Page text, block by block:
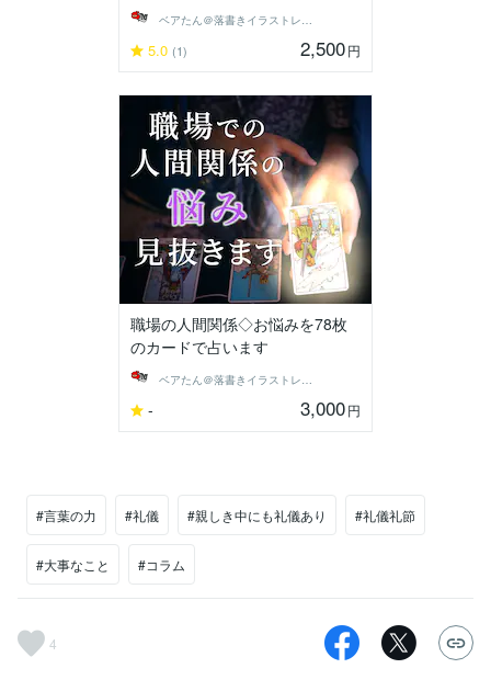
ベアたん＠落書きイラストレーター
5.0 (1) 2,500円
職場の人間関係◇お悩みを78枚
のカードで占います
ベアたん＠落書きイラストレーター
- 3,000円
#言葉の力 #礼儀 #親しき中にも礼儀あり #礼儀礼節
#大事なこと #コラム
4